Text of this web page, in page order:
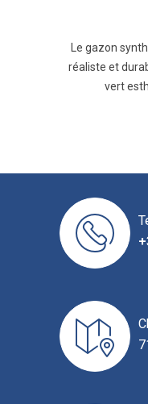
Le gazon
réaliste et
vert